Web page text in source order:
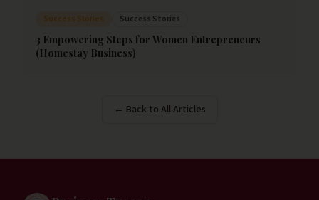
Success Stories Success Stories
3 Empowering Steps for Women Entrepreneurs
(Homestay Business)
← Back to All Articles